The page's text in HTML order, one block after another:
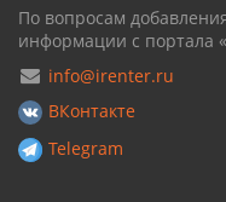
По вопросам
информации с портала
info@irenter.ru
ВКонтакте
Telegram